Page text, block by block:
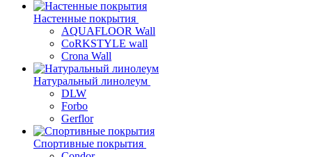
Настенные покрытия
AQUAFLOOR Wall
CoRKSTYLE wall
Crona Wall
Натуральный линолеум
DLW
Forbo
Gerflor
Спортивные покрытия